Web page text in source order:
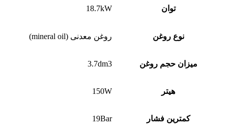
توان 18.7kW
نوع روغن روغن معدنی (mineral oil)
میزان حجم روغن 3.7dm3
هیتر 150W
کمترین فشار 19Bar